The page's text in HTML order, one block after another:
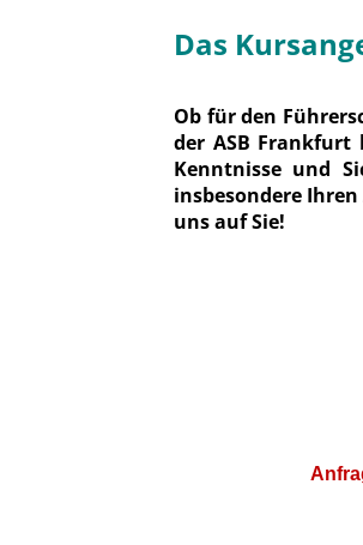
Das
Ob für den
der ASB Frankfurt
Kenntnisse und
insbesondere
uns auf Sie!